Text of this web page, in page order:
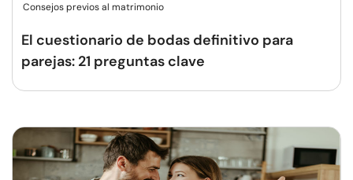
Consejos previos al matrimonio
El cuestionario de bodas definitivo para
parejas: 21 preguntas clave